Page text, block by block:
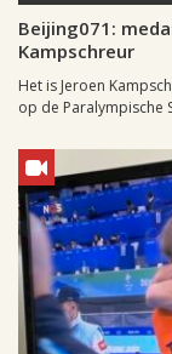
Beijing071:
Kampschreur
Het is Jeroen
op de Paralympische